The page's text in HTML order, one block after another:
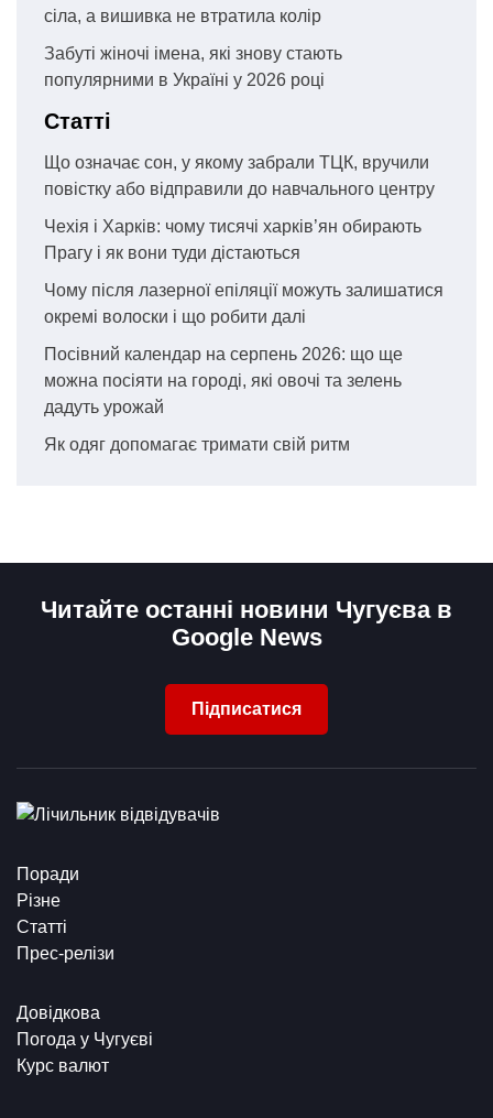
сіла, а вишивка не втратила колір
Забуті жіночі імена, які знову стають
популярними в Україні у 2026 році
Статті
Що означає сон, у якому забрали ТЦК, вручили
повістку або відправили до навчального центру
Чехія і Харків: чому тисячі харків’ян обирають
Прагу і як вони туди дістаються
Чому після лазерної епіляції можуть залишатися
окремі волоски і що робити далі
Посівний календар на серпень 2026: що ще
можна посіяти на городі, які овочі та зелень
дадуть урожай
Як одяг допомагає тримати свій ритм
Читайте останні новини Чугуєва в
Google News
Підписатися
Поради
Різне
Статті
Прес-релізи
Довідкова
Погода у Чугуєві
Курс валют